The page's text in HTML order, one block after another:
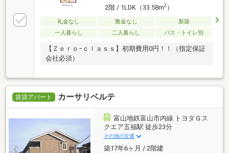
2階 / 1LDK（33.58m2）
礼金なし 敷金なし
新築
一人暮らし
二人暮らし バス・トイレ別
【Ｚｅｒｏ−ｃｌａｓｓ】初期費用0円！！（指定保証
会社必須）
賃貸アパート カーサリベルテ
富山地鉄富山市内線 トヨタＧス
クエア五福駅 徒歩23分
その他の交通
築17年6ヶ月 / 2階建